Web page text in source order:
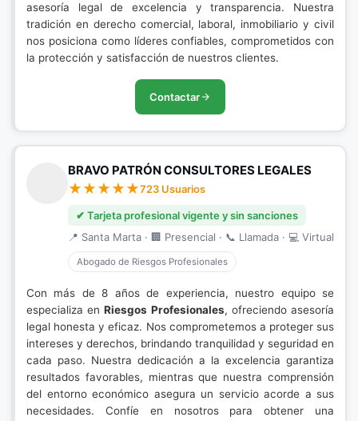
asesoría legal de excelencia y transparencia. Nuestra
tradición en derecho comercial, laboral, inmobiliario y civil
nos posiciona como líderes confiables, comprometidos con
la protección y satisfacción de nuestros clientes.
Contactar
BRAVO PATRÓN CONSULTORES LEGALES
723 Usuarios
✔ Tarjeta profesional vigente y sin sanciones
📍 Santa Marta · 🏢 Presencial · 📞 Llamada · 💻 Virtual
Abogado de Riesgos Profesionales
Con más de 8 años de experiencia, nuestro equipo se
especializa enRiesgos Profesionales, ofreciendo asesoría
legal honesta y eficaz. Nos comprometemos a proteger sus
intereses y derechos, brindando tranquilidad y seguridad en
cada paso. Nuestra dedicación a la excelencia garantiza
resultados favorables, mientras que nuestra comprensión
del entorno económico asegura un servicio acorde a sus
necesidades. Confíe en nosotros para obtener una